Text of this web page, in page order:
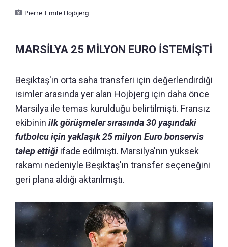
Pierre-Emile Hojbjerg
MARSİLYA 25 MİLYON EURO İSTEMİŞTİ
Beşiktaş'ın orta saha transferi için değerlendirdiği
isimler arasında yer alan Hojbjerg için daha önce
Marsilya ile temas kurulduğu belirtilmişti. Fransız
ekibinin ilk görüşmeler sırasında 30 yaşındaki
futbolcu için yaklaşık 25 milyon Euro bonservis
talep ettiği ifade edilmişti. Marsilya'nın yüksek
rakamı nedeniyle Beşiktaş'ın transfer seçeneğini
geri plana aldığı aktarılmıştı.